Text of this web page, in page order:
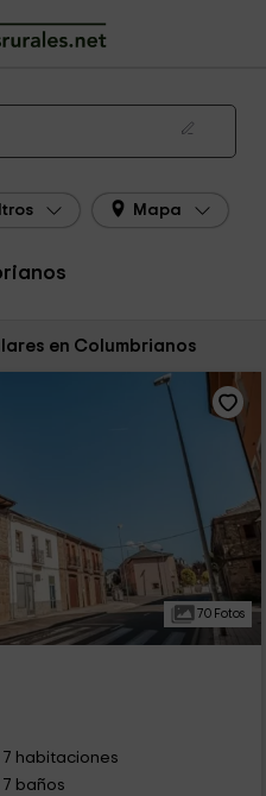
de 2026
Mapa
en Columbrianos
70 Fotos
7 habitaciones
7 baños